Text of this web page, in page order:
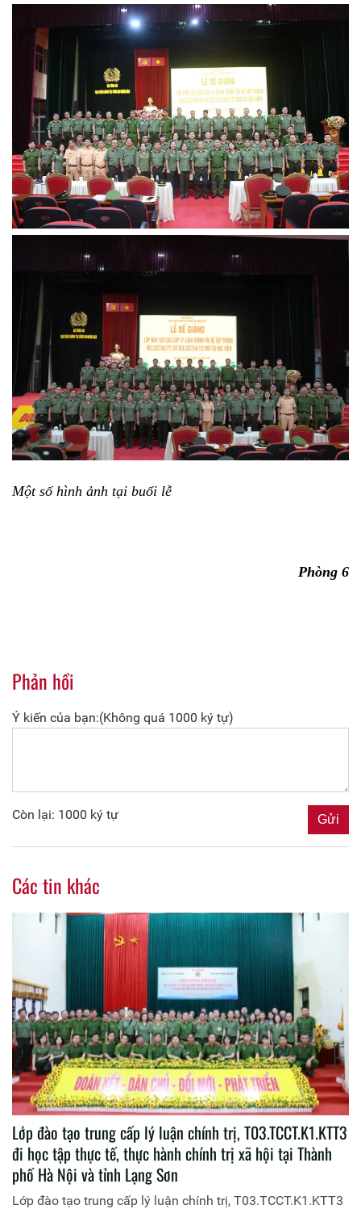
Một số hình ảnh tại buổi lễ
Phòng 6
Phản hồi
Ý kiến của bạn:(Không quá 1000 ký tự)
Còn lại: 1000 ký tự
Các tin khác
Lớp đào tạo trung cấp lý luận chính trị, T03.TCCT.K1.KTT3
đi học tập thực tế, thực hành chính trị xã hội tại Thành
phố Hà Nội và tỉnh Lạng Sơn
Lớp đào tạo trung cấp lý luận chính trị, T03.TCCT.K1.KTT3